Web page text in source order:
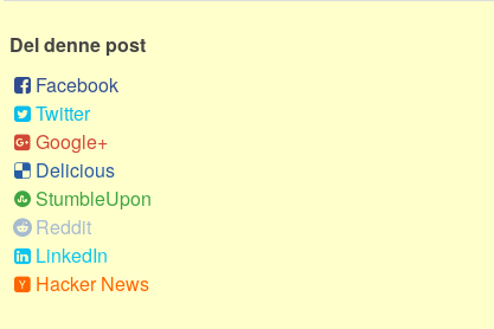
Del denne post
Facebook
Twitter
Google+
Delicious
StumbleUpon
Reddit
LinkedIn
Hacker News